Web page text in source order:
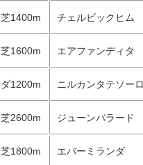
芝1400m チェルビックヒム
芝1600m エアファンディタ
ダ1200m ニルカンタテソー
芝2600m ジューンバラード
芝1800m エバーミランダ